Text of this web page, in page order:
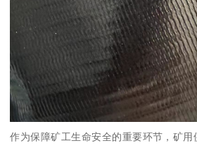
作为保障矿工生命安全的重要环节，矿用